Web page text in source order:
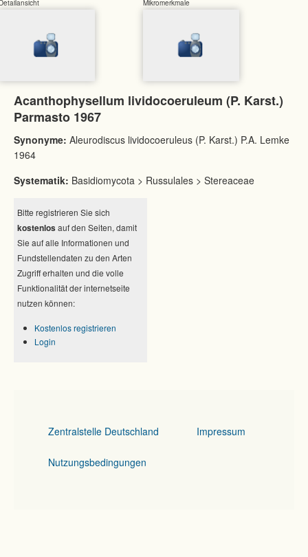
Mikromerkmale
Acanthophysellum lividocoeruleum (P. Karst.)
Parmasto 1967
Synonyme: Aleurodiscus lividocoeruleus (P. Karst.) P.A. Lemke
1964
Systematik: Basidiomycota > Russulales > Stereaceae
Bitte registrieren Sie sich
kostenlos auf den Seiten, damit
Sie auf alle Informationen und
Fundstellendaten zu den Arten
Zugriff erhalten und die volle
Funktionalität der internetseite
nutzen können:
Kostenlos registrieren
Login
Zentralstelle Deutschland Impressum
Nutzungsbedingungen